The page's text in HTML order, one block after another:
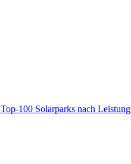
Top-100 Solarparks nach Leistung